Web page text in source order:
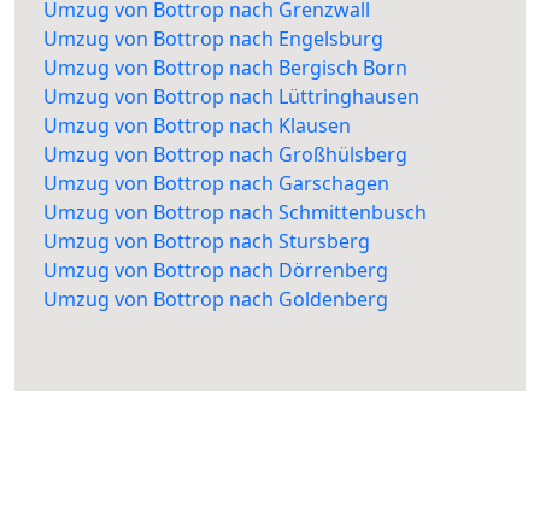
Umzug von Bottrop nach Grenzwall
Umzug von Bottrop nach Engelsburg
Umzug von Bottrop nach Bergisch Born
Umzug von Bottrop nach Lüttringhausen
Umzug von Bottrop nach Klausen
Umzug von Bottrop nach Großhülsberg
Umzug von Bottrop nach Garschagen
Umzug von Bottrop nach Schmittenbusch
Umzug von Bottrop nach Stursberg
Umzug von Bottrop nach Dörrenberg
Umzug von Bottrop nach Goldenberg